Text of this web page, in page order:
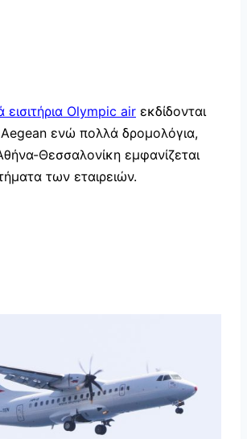
εισιτήρια Olympic air εκδίδονται
ενώ πολλά δρομολόγια,
Θεσσαλονίκη εμφανίζεται
των εταιρειών.